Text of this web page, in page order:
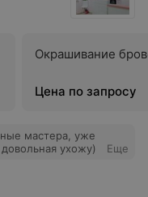
если вы не
безвкусицу
Окрашивание
Цена по запросу
мастера, уже
ухожу)
Еще